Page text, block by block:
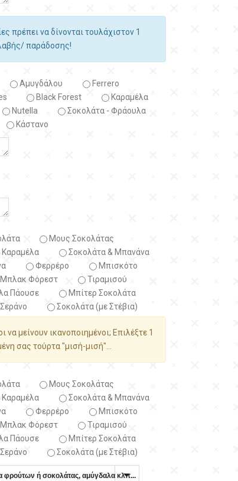
πρέπει να δίνονται τουλάχιστον 1
παράδοσης!
Αμυγδάλου
Ferrero
Black Forest
Kαραμέλα
Nutella
Σοκολάτα - Φράουλα
Κάστανο
Μους Σοκολάτας
Καραμέλα
Σοκολάτα & Μπανάνα
Φερρέρο
Μπισκότο
Φόρεστ
Τιραμισού
Πάουσε
Μπίτερ Σοκολάτα
Σοκολάτα (με Στέβια)
να μείνουν ικανοποιημένοι; Επιλέξτε 1
σας τούρτα "μισή-μισή"...
Μους Σοκολάτας
Καραμέλα
Σοκολάτα & Μπανάνα
Φερρέρο
Μπισκότο
Φόρεστ
Τιραμισού
Πάουσε
Μπίτερ Σοκολάτα
Σοκολάτα (με Στέβια)